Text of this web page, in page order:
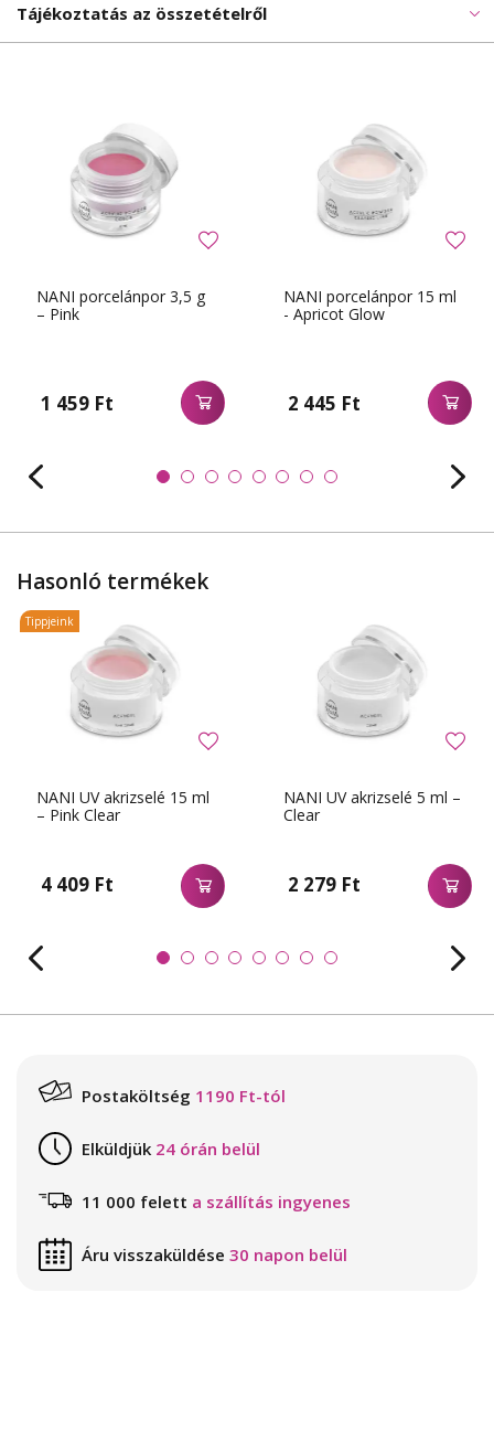
Tájékoztatás az összetételről
NANI porcelánpor 3,5 g
– Pink
1 459 Ft
NANI porcelánpor 15 ml
- Apricot Glow
2 445 Ft
Hasonló termékek
NANI UV akrizselé 15 ml
– Pink Clear
4 409 Ft
Tippjeink
NANI UV akrizselé 5 ml –
Clear
2 279 Ft
Postaköltség 1190 Ft-tól
Elküldjük 24 órán belül
11 000 felett a szállítás ingyenes
Áru visszaküldése 30 napon belül